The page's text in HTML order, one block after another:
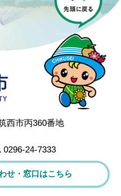
筑西市
西市丙360番地
0296-24-7333
せ・窓口はこちら